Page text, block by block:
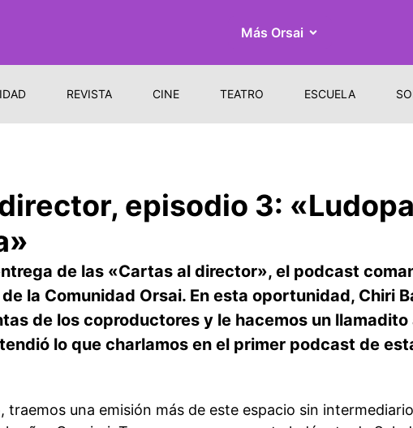
Más Orsai
REVISTA CINE TEATRO ESCUELA
episodio 3:
de las «Cartas al director», el podcast
la Comunidad Orsai. En esta oportunidad, Chiri
de los coproductores y le hacemos un llamadito
lo que charlamos en el primer podcast de
traemos una emisión más de este espacio sin